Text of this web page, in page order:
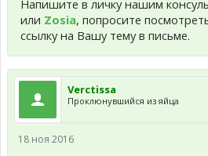
Напишите в личку нашим
или Zosia, попросите
ссылку на Вашу тему в письме.
Verctissa
Проклюнувшийся из яйца
18 ноя 2016